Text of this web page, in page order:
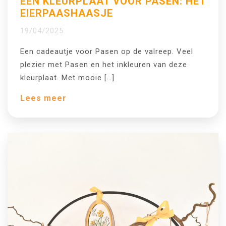
EIERPAASHAASJE
19/04/2025
Een cadeautje voor Pasen op de valreep. Veel
plezier met Pasen en het inkleuren van deze
kleurplaat. Met mooie […]
Lees meer